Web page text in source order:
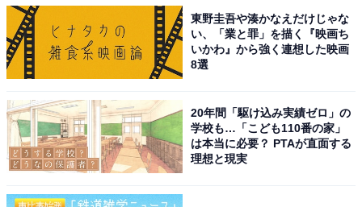
東野圭吾や湊かなえだけじゃな
い、「業と罪」を描く『映画ち
いかわ』から強く連想した映画
8選
20年間「駆け込み実績ゼロ」の
学校も…「こども110番の家」
は本当に必要？ PTAが直面する
理想と現実